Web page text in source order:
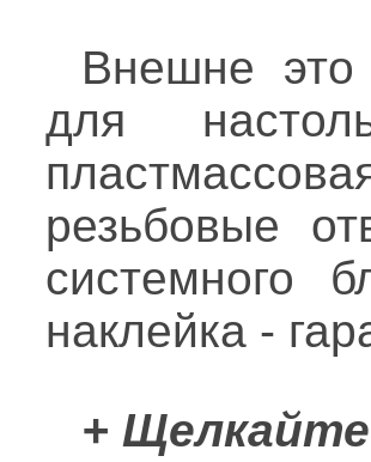
Внешне это
для
резьбовые
системного
наклейка -
+